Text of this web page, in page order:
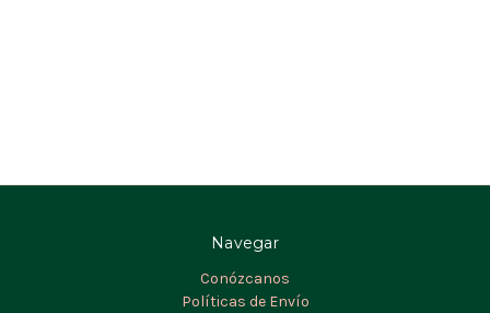
Navegar
Conózcanos
Políticas de Envío